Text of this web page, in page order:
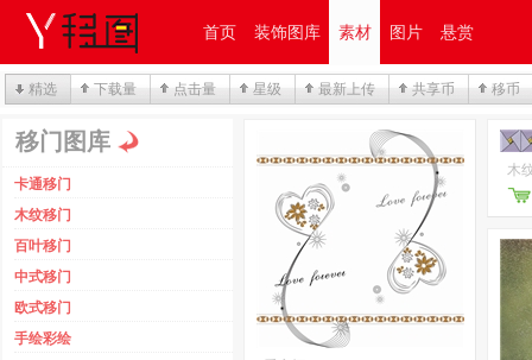
首页 装饰图库 素材 图片 悬赏
精选 下载量 点击量 星级 最新上传 共享币 移币
移门图库
卡通移门
木纹移门
百叶移门
中式移门
欧式移门
手绘彩绘
木